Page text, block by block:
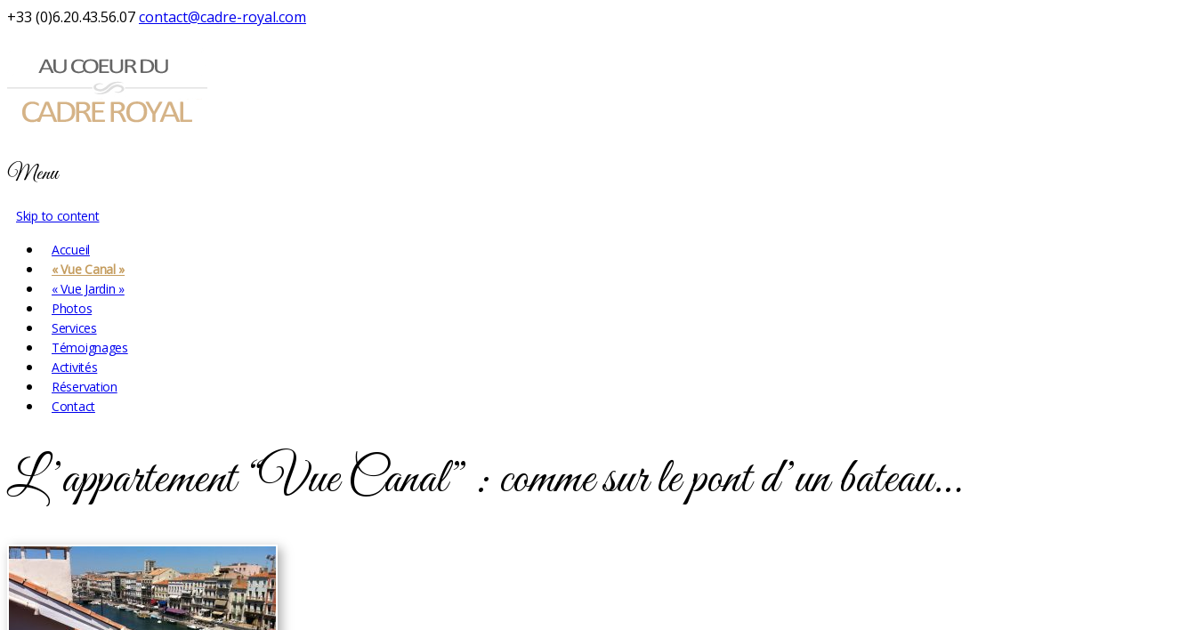
+33 (0)6.20.43.56.07contact@cadre-royal.com
Menu
Skip to content
Accueil
« Vue Canal »
« Vue Jardin »
Photos
Services
Témoignages
Activités
Réservation
Contact
L’appartement “Vue Canal” : comme sur le pont d’un bateau…